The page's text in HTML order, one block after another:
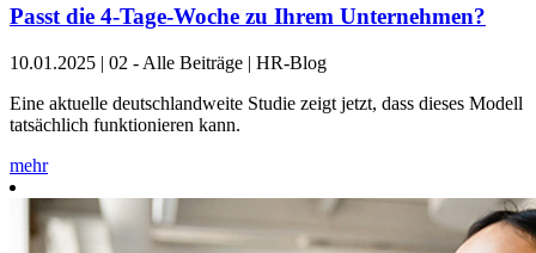
Passt die 4-Tage-Woche zu Ihrem Unternehmen?
10.01.2025 | 02 - Alle Beiträge | HR-Blog
Eine aktuelle deutschlandweite Studie zeigt jetzt, dass dieses Modell
tatsächlich funktionieren kann.
mehr